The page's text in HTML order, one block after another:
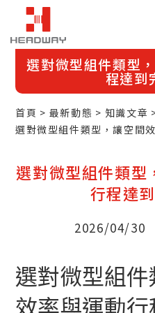
選對微型組件類型
程達到
首頁 最新動態
知識文章
選對微型組件類型，讓空間
選對微型組件類型
行程達
2026/04/30
選對微型組
效率與運動